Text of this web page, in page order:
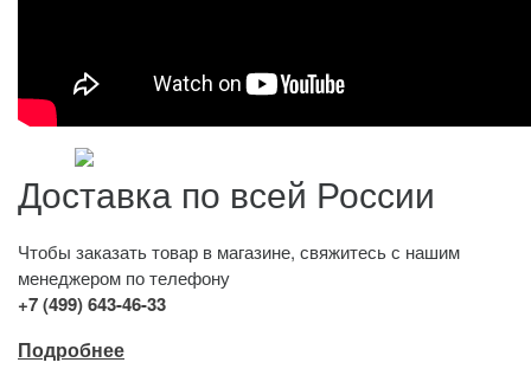
Доставка по всей России
Чтобы заказать товар в магазине, свяжитесь с нашим
менеджером по телефону
+7 (499) 643-46-33
Подробнее